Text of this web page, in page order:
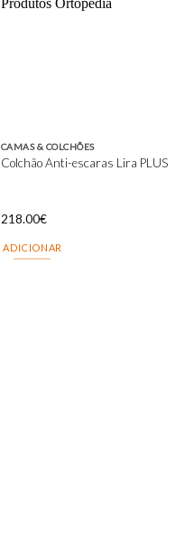
CAMAS & COLCHÕES
Colchão Anti-escaras Lira PLUS
218.00€
ADICIONAR